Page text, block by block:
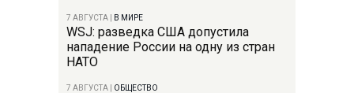
7 АВГУСТА В МИРЕ
WSJ: разведка США допустила
нападение России на одну из стран
НАТО
7 АВГУСТА ОБЩЕСТВО